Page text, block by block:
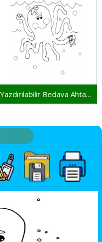
Yazdırılabilir Bedava Ahtapot